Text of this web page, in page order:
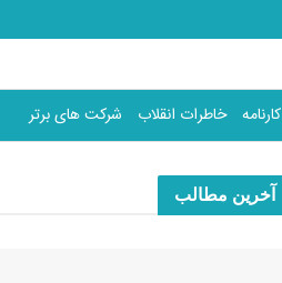
کارنامه خاطرات انقلاب شرکت های برتر
آخرین مطالب